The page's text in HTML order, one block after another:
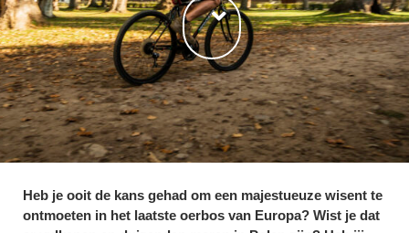
Heb je ooit de kans gehad om een majestueuze wisent te
ontmoeten in het laatste oerbos van Europa? Wist je dat